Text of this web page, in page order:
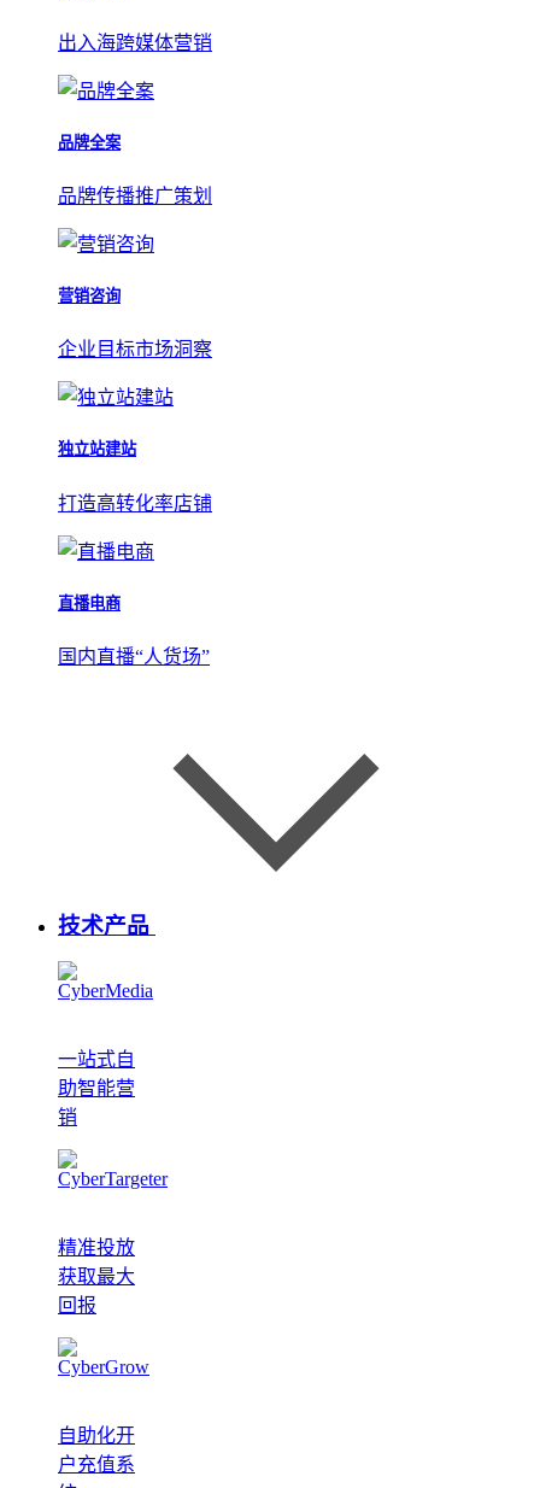
出入海跨媒体营销
品牌全案
品牌传播推广策划
营销咨询
企业目标市场洞察
独立站建站
打造高转化率店铺
直播电商
国内直播“人货场”
技术产品
一站式自
助智能营
销
精准投放
获取最大
回报
自助化开
户充值系